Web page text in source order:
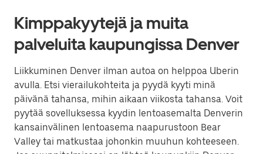
Kimppakyytejä ja muita
palveluita kaupungissa Denver
Liikkuminen Denver ilman autoa on helppoa Uberin
avulla. Etsi vierailukohteita ja pyydä kyyti minä
päivänä tahansa, mihin aikaan viikosta tahansa. Voit
pyytää sovelluksessa kyydin lentoasemalta Denverin
kansainvälinen lentoasema naapurustoon Bear
Valley tai matkustaa johonkin muuhun kohteeseen.